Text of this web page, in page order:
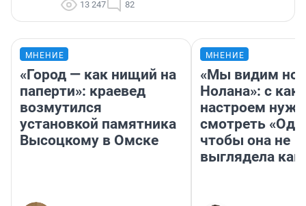
13 247 82
МНЕНИЕ
«Город — как нищий на
паперти»: краевед
возмутился
установкой памятника
Высоцкому в Омске
МНЕНИЕ
«Мы видим
Нолана»: с
настроем
смотреть
чтобы она не
выглядела как